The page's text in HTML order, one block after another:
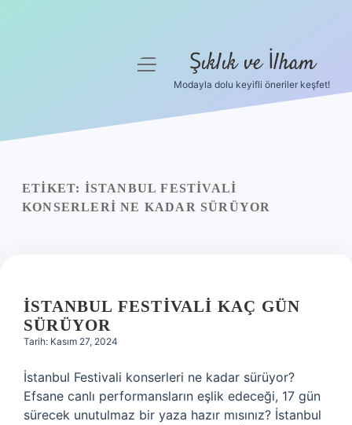
Yasal Uyarı
menüyü
Şıklık ve İlham
Modayla dolu keyifli öneriler keşfet!
ETIKET: İSTANBUL FESTIVALI
KONSERLERI NE KADAR SÜRÜYOR
İSTANBUL FESTIVALI KAÇ GÜN
SÜRÜYOR
Tarih: Kasım 27, 2024
İstanbul Festivali konserleri ne kadar sürüyor?
Efsane canlı performansların eşlik edeceği, 17 gün
sürecek unutulmaz bir yaza hazır mısınız? İstanbul